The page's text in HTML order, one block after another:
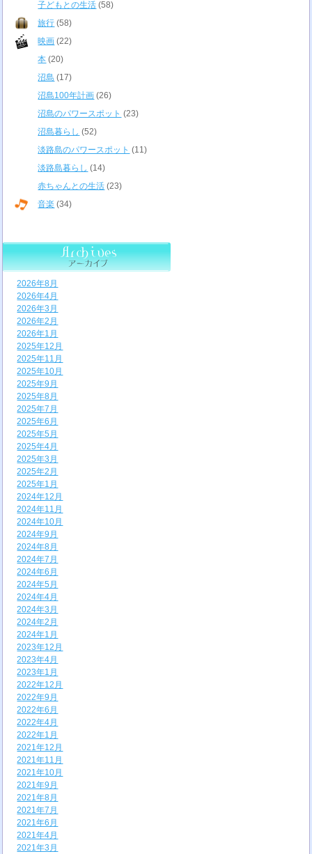
子どもとの生活 (58)
旅行 (58)
映画 (22)
本 (20)
沼島 (17)
沼島100年計画 (26)
沼島のパワースポット (23)
沼島暮らし (52)
淡路島のパワースポット (11)
淡路島暮らし (14)
赤ちゃんとの生活 (23)
音楽 (34)
2026年8月
2026年4月
2026年3月
2026年2月
2026年1月
2025年12月
2025年11月
2025年10月
2025年9月
2025年8月
2025年7月
2025年6月
2025年5月
2025年4月
2025年3月
2025年2月
2025年1月
2024年12月
2024年11月
2024年10月
2024年9月
2024年8月
2024年7月
2024年6月
2024年5月
2024年4月
2024年3月
2024年2月
2024年1月
2023年12月
2023年4月
2023年1月
2022年12月
2022年9月
2022年6月
2022年4月
2022年1月
2021年12月
2021年11月
2021年10月
2021年9月
2021年8月
2021年7月
2021年6月
2021年4月
2021年3月